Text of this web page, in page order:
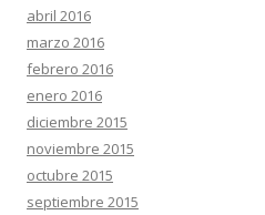
abril 2016
marzo 2016
febrero 2016
enero 2016
diciembre 2015
noviembre 2015
octubre 2015
septiembre 2015